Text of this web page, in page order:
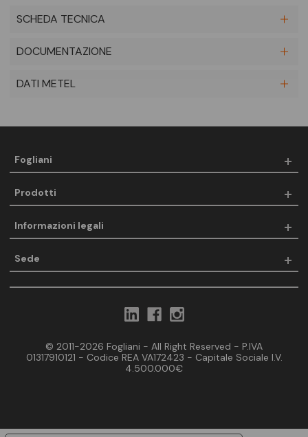
SCHEDA TECNICA
DOCUMENTAZIONE
DATI METEL
Fogliani
Prodotti
Informazioni legali
Sede
© 2011-2026 Fogliani - All Right Reserved - P.IVA
01317910121 - Codice REA VA172423 - Capitale Sociale I.V.
4.500.000€